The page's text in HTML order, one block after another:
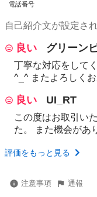
電話番号
自己紹介文が設定さ
良い グリーン
丁寧な対応をして
^_^ またよろしく
良い UI_RT
この度はお取引い
た。 また機会があ
評価をもっと見る
注意事項 通報